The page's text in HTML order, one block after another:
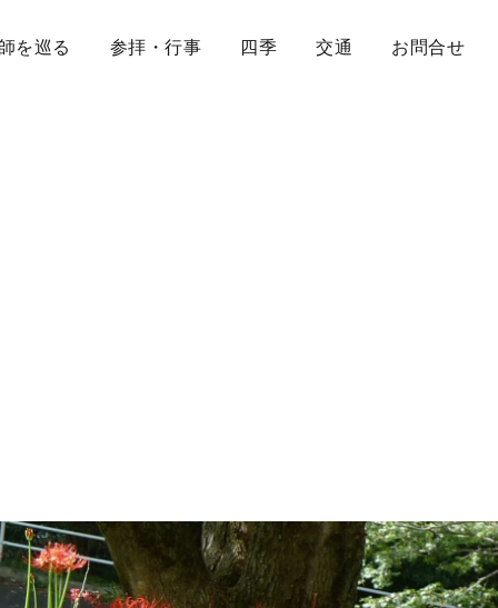
を巡る 参拝・行事 四季 交通 お問合せ